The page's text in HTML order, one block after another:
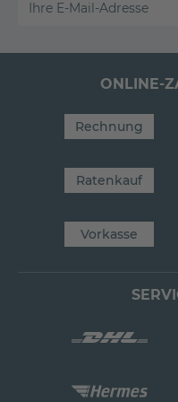
Ihre E-Mail-Adresse
ONLINE-
Rechnung
Ratenkauf
Vorkasse